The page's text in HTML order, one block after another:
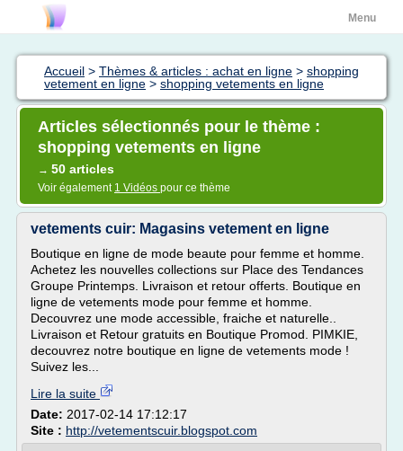
Menu
Accueil > Thèmes & articles : achat en ligne > shopping
vetement en ligne > shopping vetements en ligne
Articles sélectionnés pour le thème :
shopping vetements en ligne
→ 50 articles
Voir également 1 Vidéos pour ce thème
vetements cuir: Magasins vetement en ligne
Boutique en ligne de mode beaute pour femme et homme.
Achetez les nouvelles collections sur Place des Tendances
Groupe Printemps. Livraison et retour offerts. Boutique en
ligne de vetements mode pour femme et homme.
Decouvrez une mode accessible, fraiche et naturelle..
Livraison et Retour gratuits en Boutique Promod. PIMKIE,
decouvrez notre boutique en ligne de vetements mode !
Suivez les...
Lire la suite
Date: 2017-02-14 17:12:17
Site : http://vetementscuir.blogspot.com